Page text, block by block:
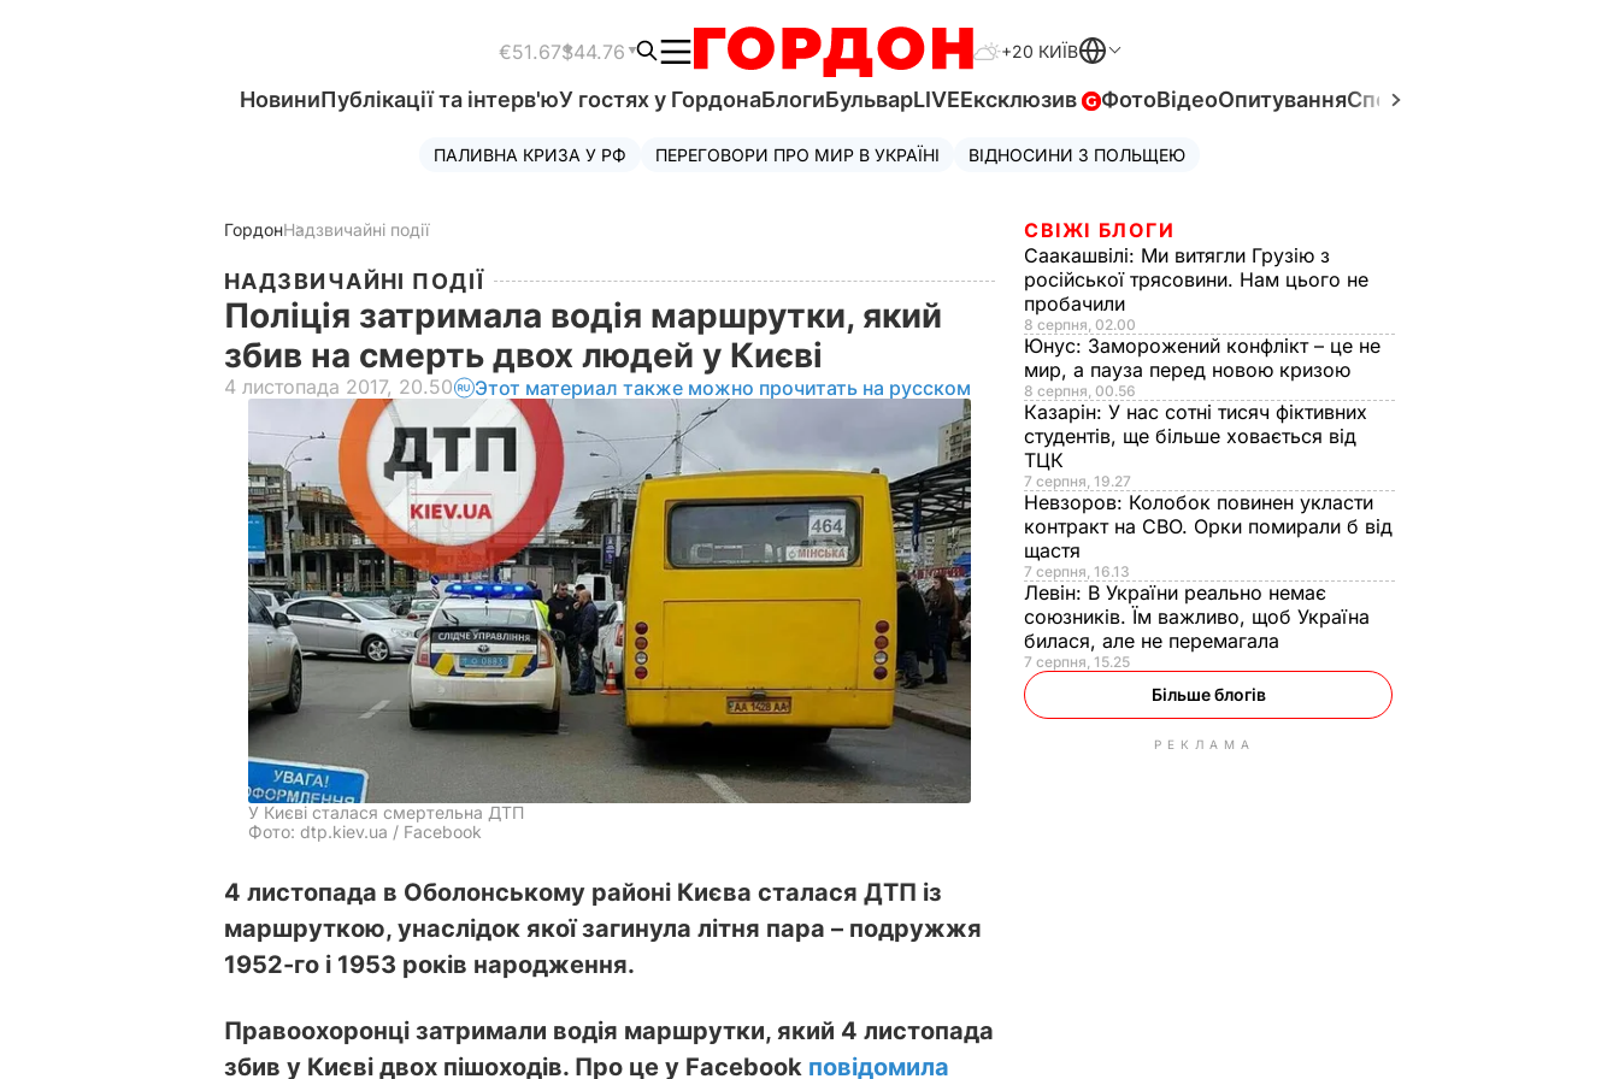
€51.67$44.76 +20 КИЇВ
НовиниПублікації та інтерв'юУ гостях у ГордонаБлогиБульварLIVEЕксклюзив ФотоВідеоОпитуванняСпецпроєкти
ПАЛИВНА КРИЗА У РФ ПЕРЕГОВОРИ ПРО МИР В УКРАЇНІ ВІДНОСИНИ З ПОЛЬЩЕЮ
ГордонНадзвичайні події
НАДЗВИЧАЙНІ ПОДІЇ
Поліція затримала водія маршрутки, який
збив на смерть двох людей у Києві
4 листопада 2017, 20.50 Этот материал также можно прочитать на русском
У Києві сталася смертельна ДТП
Фото: dtp.kiev.ua / Facebook
4 листопада в Оболонському районі Києва сталася ДТП із
маршруткою, унаслідок якої загинула літня пара – подружжя
1952-го і 1953 років народження.
Правоохоронці затримали водія маршрутки, який 4 листопада
збив у Києві двох пішоходів. Про це у Facebook повідомила
СВІЖІ БЛОГИ
Саакашвілі: Ми витягли Грузію з
російської трясовини. Нам цього не
пробачили
8 серпня, 02.00
Юнус: Заморожений конфлікт – це не
мир, а пауза перед новою кризою
8 серпня, 00.56
Казарін: У нас сотні тисяч фіктивних
студентів, ще більше ховається від
ТЦК
7 серпня, 19.27
Невзоров: Колобок повинен укласти
контракт на СВО. Орки помирали б від
щастя
7 серпня, 16.13
Левін: В України реально немає
союзників. Їм важливо, щоб Україна
билася, але не перемагала
7 серпня, 15.25
Більше блогів
РЕКЛАМА